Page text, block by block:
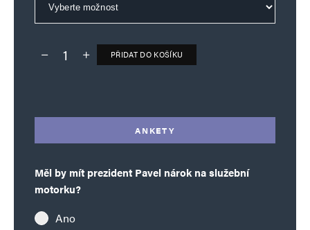
Deník TO – verze bez reklam množství
PŘIDAT DO KOŠÍKU
ANKETY
Měl by mít prezident Pavel nárok na služební
motorku?
Ano